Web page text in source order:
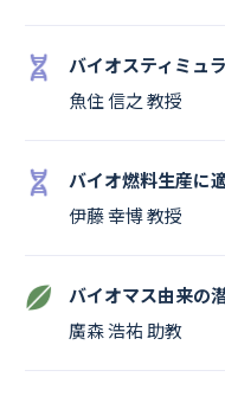
バイオスティミュ
魚住 信之 教授
バイオ燃料生産に
伊藤 幸博 教授
バイオマス由来の
廣森 浩祐 助教